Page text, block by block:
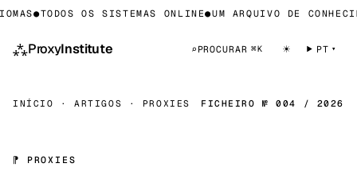
●TODOS OS SISTEMAS ONLINE●UM ARQUIVO DE
⁂ProxyInstitute ⌕ PROCURAR ⌘K ☀ PT
INÍCIO · ARTIGOS · PROXIES FICHEIRO № 004 / 2026
⁋ PROXIES